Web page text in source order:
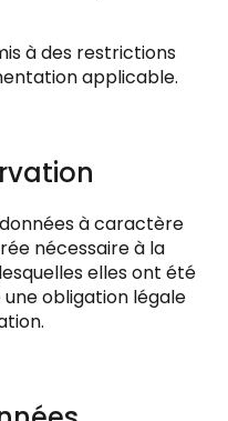
à des restrictions
applicable.
données à caractère
nécessaire à la
elles ont été
obligation légale